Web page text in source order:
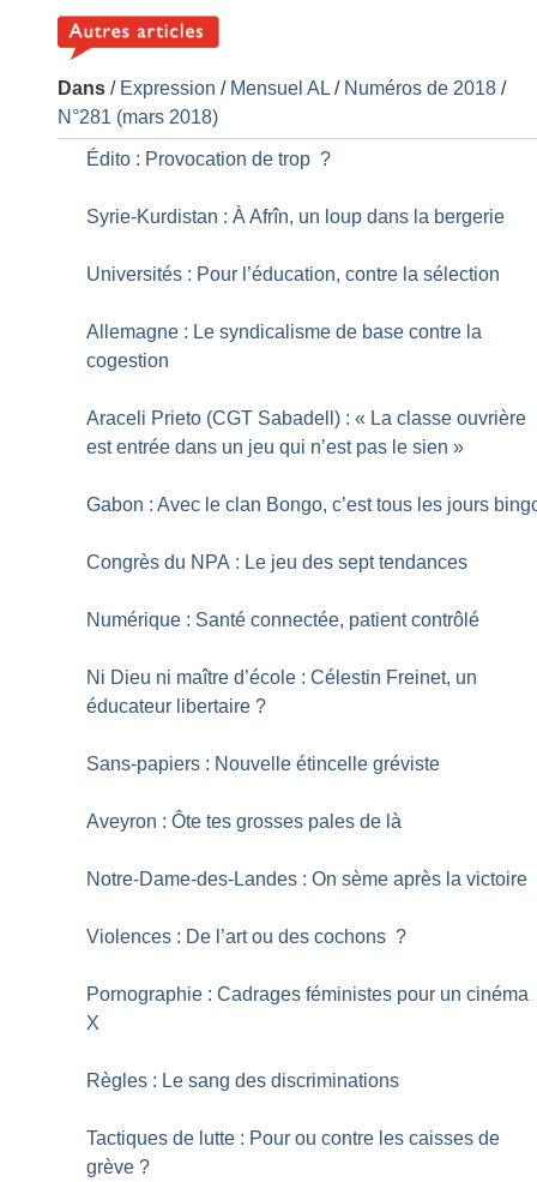
Dans / Expression / Mensuel AL / Numéros de 2018 /
N°281 (mars 2018)
Édito : Provocation de trop ?
Syrie-Kurdistan : À Afrîn, un loup dans la bergerie
Universités : Pour l’éducation, contre la sélection
Allemagne : Le syndicalisme de base contre la
cogestion
Araceli Prieto (CGT Sabadell) : « La classe ouvrière
est entrée dans un jeu qui n’est pas le sien »
Gabon : Avec le clan Bongo, c’est tous les jours
Congrès du NPA : Le jeu des sept tendances
Numérique : Santé connectée, patient contrôlé
Ni Dieu ni maître d’école : Célestin Freinet, un
éducateur libertaire ?
Sans-papiers : Nouvelle étincelle gréviste
Aveyron : Ôte tes grosses pales de là
Notre-Dame-des-Landes : On sème après la victoire
Violences : De l’art ou des cochons ?
Pornographie : Cadrages féministes pour un cinéma
X
Règles : Le sang des discriminations
Tactiques de lutte : Pour ou contre les caisses de
grève ?